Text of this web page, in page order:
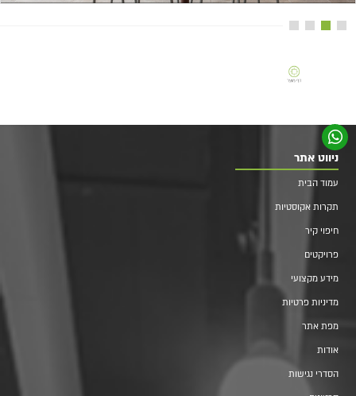
ניווט אתר
עמוד הבית
תקרות אקוסטיות
חיפוי קיר
פרויקטים
מידע מקצועי
מדיניות פרטיות
מפת אתר
אודות
הסדרי נגישות